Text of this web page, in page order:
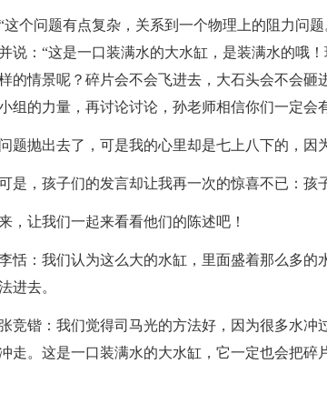
问题有点复杂，关系到一个物理上的阻力问题
说：“这是一口装满水的大水缸，是装满水的哦
的情景呢？碎片会不会飞进去，大石头会不会砸
组的力量，再讨论讨论，孙老师相信你们一定会
抛出去了，可是我的心里却是七上八下的，因
，孩子们的发言却让我再一次的惊喜不已：孩
让我们一起来看看他们的陈述吧！
：我们认为这么大的水缸，里面盛着那么多的
进去。
锴：我们觉得司马光的方法好，因为很多水冲
走。这是一口装满水的大水缸，它一定也会把碎